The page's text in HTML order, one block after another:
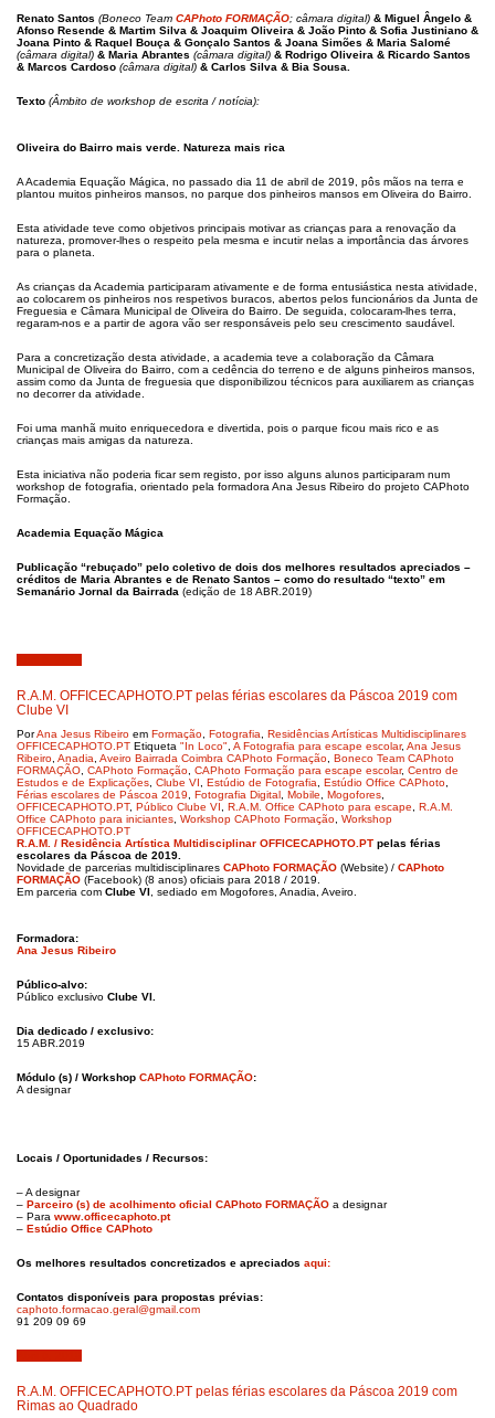
Renato Santos (Boneco Team CAPhoto FORMAÇÃO; câmara digital) & Miguel Ângelo &
Afonso Resende & Martim Silva & Joaquim Oliveira & João Pinto & Sofia Justiniano &
Joana Pinto & Raquel Bouça & Gonçalo Santos & Joana Simões & Maria Salomé
(câmara digital) & Maria Abrantes (câmara digital) & Rodrigo Oliveira & Ricardo Santos
& Marcos Cardoso (câmara digital) & Carlos Silva & Bia Sousa.
Texto (Âmbito de workshop de escrita / notícia):
Oliveira do Bairro mais verde. Natureza mais rica
A Academia Equação Mágica, no passado dia 11 de abril de 2019, pôs mãos na terra e
plantou muitos pinheiros mansos, no parque dos pinheiros mansos em Oliveira do Bairro.
Esta atividade teve como objetivos principais motivar as crianças para a renovação da
natureza, promover-lhes o respeito pela mesma e incutir nelas a importância das árvores
para o planeta.
As crianças da Academia participaram ativamente e de forma entusiástica nesta atividade,
ao colocarem os pinheiros nos respetivos buracos, abertos pelos funcionários da Junta de
Freguesia e Câmara Municipal de Oliveira do Bairro. De seguida, colocaram-lhes terra,
regaram-nos e a partir de agora vão ser responsáveis pelo seu crescimento saudável.
Para a concretização desta atividade, a academia teve a colaboração da Câmara
Municipal de Oliveira do Bairro, com a cedência do terreno e de alguns pinheiros mansos,
assim como da Junta de freguesia que disponibilizou técnicos para auxiliarem as crianças
no decorrer da atividade.
Foi uma manhã muito enriquecedora e divertida, pois o parque ficou mais rico e as
crianças mais amigas da natureza.
Esta iniciativa não poderia ficar sem registo, por isso alguns alunos participaram num
workshop de fotografia, orientado pela formadora Ana Jesus Ribeiro do projeto CAPhoto
Formação.
Academia Equação Mágica
Publicação “rebuçado” pelo coletivo de dois dos melhores resultados apreciados –
créditos de Maria Abrantes e de Renato Santos – como do resultado “texto” em
Semanário Jornal da Bairrada (edição de 18 ABR.2019)
R.A.M. OFFICECAPHOTO.PT pelas férias escolares da Páscoa 2019 com
Clube VI
PorAna Jesus Ribeiro em Formação Fotografia
Residências Artísticas Multidisciplinares
OFFICECAPHOTO.PT Etiqueta "In Loco" A Fotografia para escape escolar, Ana Jesus
Ribeiro Anadia Aveiro Bairrada Coimbra CAPhoto Formação Boneco Team CAPhoto
FORMAÇÃO CAPhoto Formação CAPhoto Formação para escape escolar, Centro de
Estudos e de Explicações Clube VI Estúdio de Fotografia Estúdio Office CAPhoto
Férias escolares de Páscoa 2019
Fotografia Digital Mobile Mogofores
OFFICECAPHOTO.PT, Público Clube VI R.A.M. Office CAPhoto para escape
R.A.M.
Office CAPhoto para iniciantes Workshop CAPhoto Formação Workshop
OFFICECAPHOTO.PT
R.A.M. / Residência Artística Multidisciplinar OFFICECAPHOTO.PT pelas férias
escolares da Páscoa de 2019.
Novidade de parcerias multidisciplinares CAPhoto FORMAÇÃO (Website) / CAPhoto
FORMAÇÃO (Facebook) (8 anos) oficiais para 2018 / 2019.
Em parceria com Clube VI , sediado em Mogofores, Anadia, Aveiro.
Formadora:
Ana Jesus Ribeiro
Público-alvo:
Público exclusivo Clube VI.
Dia dedicado / exclusivo:
15 ABR.2019
Módulo (s) / Workshop CAPhoto FORMAÇÃO:
A designar
Locais / Oportunidades / Recursos:
– A designar
– Parceiro (s) de acolhimento oficial CAPhoto FORMAÇÃO a designar
– Para www.officecaphoto.pt
– Estúdio Office CAPhoto
Os melhores resultados concretizados e apreciados aqui:
Contatos disponíveis para propostas prévias:
caphoto.formacao.geral@gmail. com
91 209 09 69
R.A.M. OFFICECAPHOTO.PT pelas férias escolares da Páscoa 2019 com
Rimas ao Quadrado